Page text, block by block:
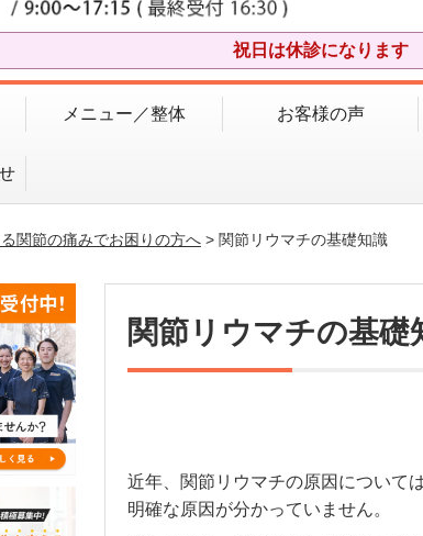
祝日は休診になります
メニュー／整体 お客様の声
関節の痛みでお困りの方へ> 関節リウマチの基礎知識
関節リウマチの基礎
近年、関節リウマチの原因について
明確な原因が分かっていません。